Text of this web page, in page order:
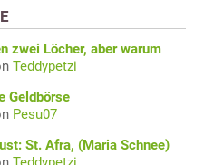
zwei Löcher, aber warum
Teddypetzi
Geldbörse
Pesu07
St. Afra, (Maria Schnee)